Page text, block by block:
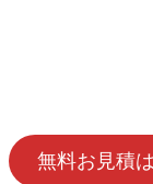
無料お見積